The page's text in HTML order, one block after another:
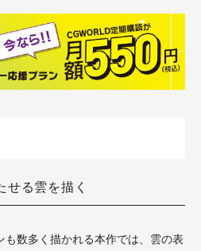
せる雲を描く
数多く描かれる本作では、雲の表